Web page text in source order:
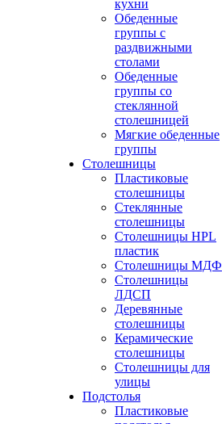
кухни
Обеденные
группы с
раздвижными
столами
Обеденные
группы со
стеклянной
столешницей
Мягкие обеденные
группы
Столешницы
Пластиковые
столешницы
Стеклянные
столешницы
Столешницы HPL
пластик
Столешницы МДФ
Столешницы
ЛДСП
Деревянные
столешницы
Керамические
столешницы
Столешницы для
улицы
Подстолья
Пластиковые